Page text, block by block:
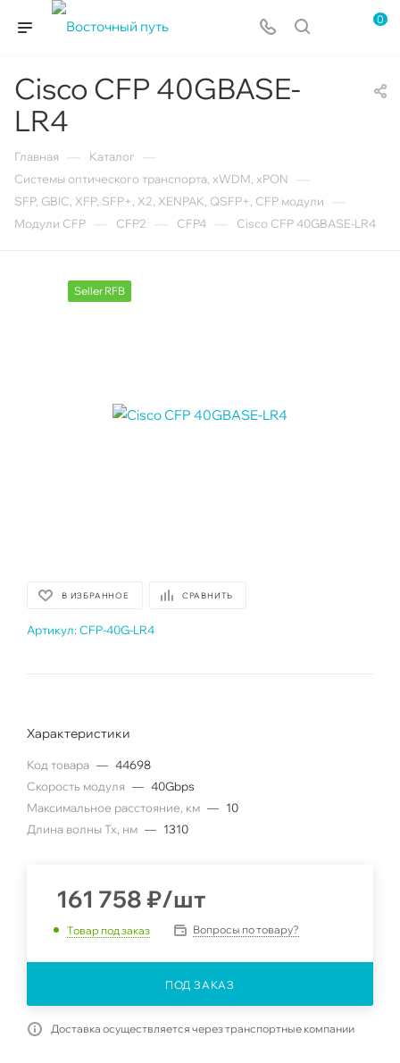
0
Cisco CFP 40GBASE-
LR4
Главная Каталог
Системы оптического транспорта, xWDM, xPON
SFP, GBIC, XFP, SFP+, X2, XENPAK, QSFP+, CFP модули
Модули CFP CFP2 CFP4 Cisco CFP 40GBASE-LR4
Seller RFB
В ИЗБРАННОЕ СРАВНИТЬ
Артикул: CFP-40G-LR4
Характеристики
Код товара — 44698
Скорость модуля — 40Gbps
Максимальное расстояние, км — 10
Длина волны Tx, нм — 1310
161 758 ₽/шт
Товар под заказ Вопросы по товару?
ПОД ЗАКАЗ
Доставка осуществляется через транспортные компании